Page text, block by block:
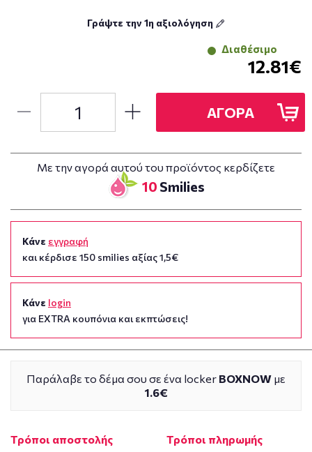
Γράψτε την 1η αξιολόγηση
Διαθέσιμο
12.81€
ΑΓΟΡΑ
Με την αγορά αυτού του προϊόντος κερδίζετε
10 Smilies
Κάνε εγγραφή
και κέρδισε 150 smilies αξίας 1,5€
Κάνε login
για EXTRA κουπόνια και εκπτώσεις!
Παράλαβε το δέμα σου σε ένα locker BOXNOW με
1.6€
Τρόποι αποστολής Τρόποι πληρωμής